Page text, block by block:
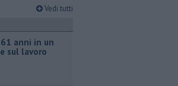
Vedi tutti
anni in un
sul lavoro